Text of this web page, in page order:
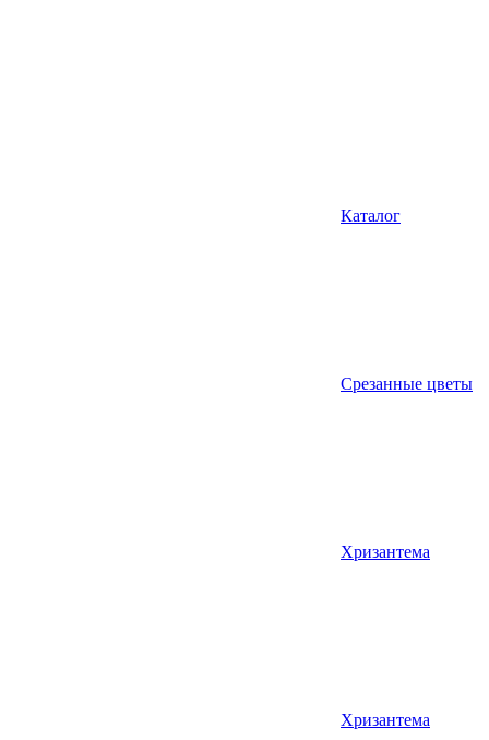
Каталог
Срезанные цветы
Хризантема
Хризантема